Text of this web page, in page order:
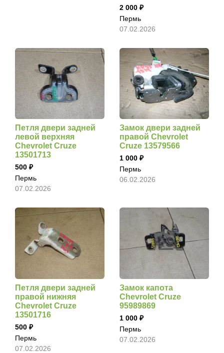
2 000
Пермь
07.02.2026
Петля двери задней
левой верхняя
Chevrolet Cruze
13501713
500
Пермь
07.02.2026
Замок двери задней
правой Chevrolet
Cruze 13579566
1 000
Пермь
06.02.2026
Петля двери задней
правой нижняя
Chevrolet Cruze
13501716
500
Пермь
07.02.2026
Замок капота
Chevrolet Cruze
95989869
1 000
Пермь
07.02.2026